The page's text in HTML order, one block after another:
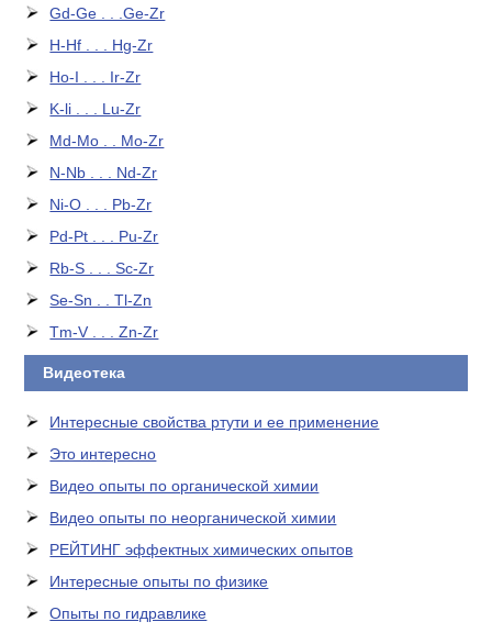
Gd-Ge . . .Ge-Zr
H-Hf . . . Hg-Zr
Ho-I . . . Ir-Zr
K-li . . . Lu-Zr
Md-Mo . . Mo-Zr
N-Nb . . . Nd-Zr
Ni-O . . . Pb-Zr
Pd-Pt . . . Pu-Zr
Rb-S . . . Sc-Zr
Se-Sn . . Tl-Zn
Tm-V . . . Zn-Zr
Видеотека
Интересные свойства ртути и ее применение
Это интересно
Видео опыты по органической химии
Видео опыты по неорганической химии
РЕЙТИНГ эффектных химических опытов
Интересные опыты по физике
Опыты по гидравлике